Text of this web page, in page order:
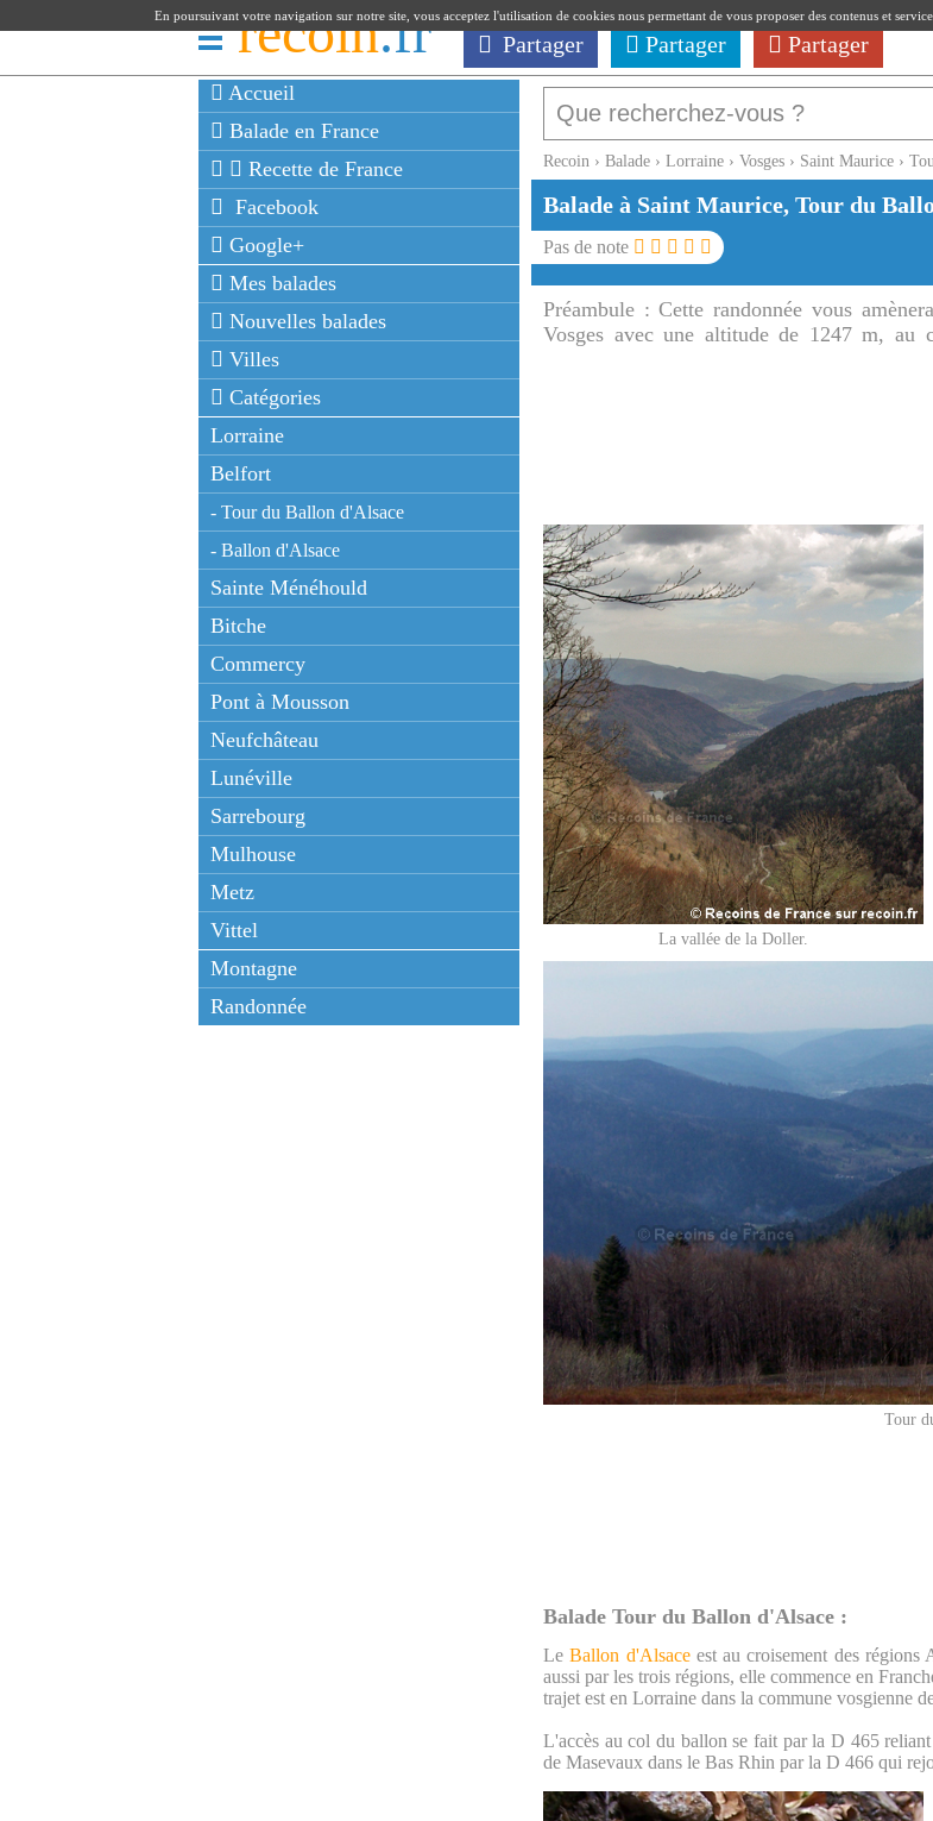
recoin.fr Partager Partager Partager
Accueil
Balade en France
Recette de France
Facebook
Google+
Mes balades
Nouvelles balades
Villes
Catégories
Lorraine
Belfort
- Tour du Ballon d'Alsace
- Ballon d'Alsace
Sainte Ménéhould
Bitche
Commercy
Pont à Mousson
Neufchâteau
Lunéville
Sarrebourg
Mulhouse
Metz
Vittel
Montagne
Randonnée
Recoin › Balade › Lorraine › Vosges › Saint Maurice ›
Balade à Saint Maurice, Tour du
Pas de note
Préambule :Cette randonnée vous
Vosges avec une altitude de 1247 m, au
La vallée de la Doller.
Tour
Balade Tour du Ballon d'Alsace :
LeBallon d'Alsaceest au croisement des régions
aussi par les trois régions, elle commence en
trajet est en Lorraine dans la commune vosgienne
L'accès au col du ballon se fait par la D 465
de Masevaux dans le Bas Rhin par la D 466 qui
En poursuivant votre navigation sur notre site, vous acceptez l'utilisation de cookies nous permettant de vous proposer des contenus et